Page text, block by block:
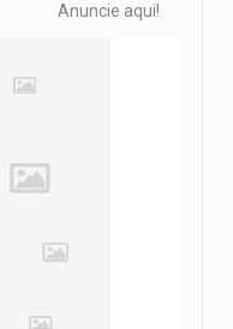
Anuncie aqui!